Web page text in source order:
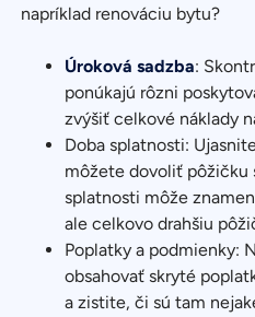
napríklad renováciu bytu?
Úroková sadzba:
ponúkajú rôzni
zvýšiť celkové náklady
Doba splatnosti:
môžete dovoliť pôžičku
splatnosti môže
ale celkovo drahšiu
Poplatky a podmienky:
obsahovať skryté
a zistite, či sú tam